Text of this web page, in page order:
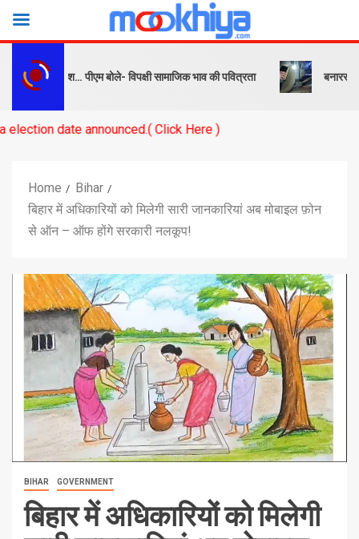
और संदेश… पीएम बोले- विपक्षी सामाजिक भाव की पवित्रता बनारस स्टेशन के
announced.( Click Here )
Home
Bihar
बिहार में अधिकारियों को मिलेगी सारी जानकारियां अब मोबाइल फ़ोन
से ऑन – ऑफ होंगे सरकारी नलकूप!
BIHAR GOVERNMENT
बिहार में अधिकारियों को मिलेगी